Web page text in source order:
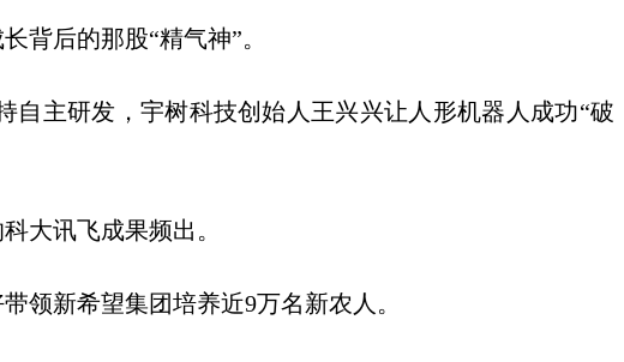
后的那股“精气神”。
主研发，宇树科技创始人王兴兴让人形机器人成功“破
大讯飞成果频出。
新希望集团培养近9万名新农人。